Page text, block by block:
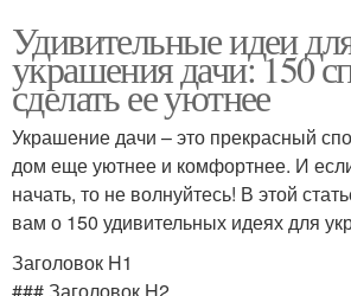
Удивительные идеи
украшения дачи: 150
сделать ее уютнее
Украшение дачи – это прекрасный
дом еще уютнее и комфортнее. И
начать, то не волнуйтесь! В этой
вам о 150 удивительных идеях для
Заголовок H1